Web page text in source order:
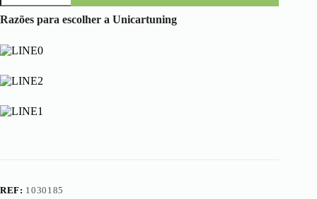
Audi
A3
(00-
03)
Faróis
Preto
Razões para escolher a Unicartuning
REF: 1030185